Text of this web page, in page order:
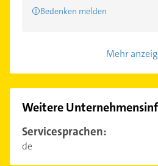
Bedenken melden
Mehr
Weitere
Servicesprachen:
de